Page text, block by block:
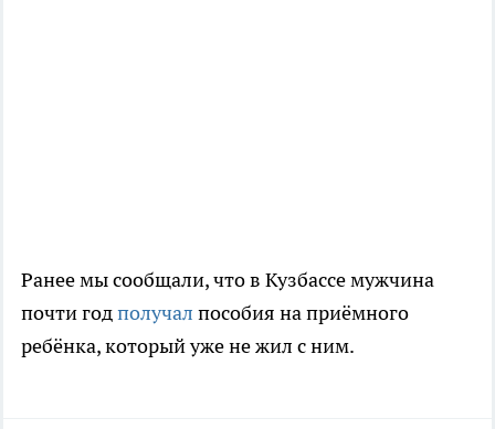
Ранее мы сообщали, что в Кузбассе мужчина
почти годполучал пособия на приёмного
ребёнка, который уже не жил с ним.